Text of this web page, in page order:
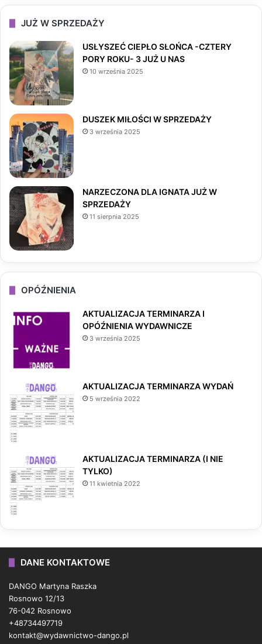
b
k
a
T
o
JUŻ W SPRZEDAŻY
USŁYSZEĆ CIEPŁO SŁOŃCA -CZTERY
PORY ROKU- 3 JUŻ U NAS
10 września 2025
DUSZEK MIŁOŚCI W SPRZEDAŻY
3 września 2025
NARZECZONA DLA IGNATA JUŻ W
SPRZEDAŻY
11 sierpnia 2025
OPÓŹNIENIA
AKTUALIZACJA TERMINARZA I
OPÓŹNIENIA WYDAWNICZE
3 września 2025
AKTUALIZACJA TERMINARZA WYDAŃ
5 września 2022
AKTUALIZACJA TERMINARZA (I NIE
TYLKO)
11 kwietnia 2022
DANE KONTAKTOWE
DANGO Martyna Raszka
Rosnowo 12/13
76-042 Rosnowo
+48734497719
kontakt@wydawnictwo-dango.pl